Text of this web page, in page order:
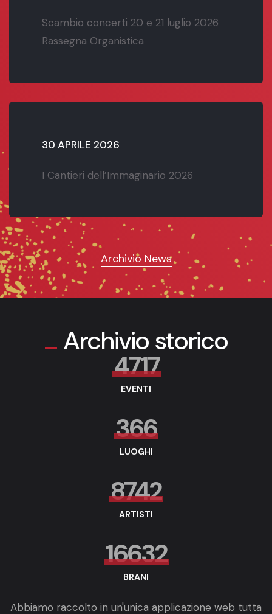
Scambio concerti 20 e 21 luglio 2026
Rassegna Organistica
30 APRILE 2026
I Cantieri dell’Immaginario 2026
Archivio News
Archivio storico
4717
EVENTI
366
LUOGHI
8742
ARTISTI
16632
BRANI
Abbiamo raccolto in un'unica applicazione web tutta